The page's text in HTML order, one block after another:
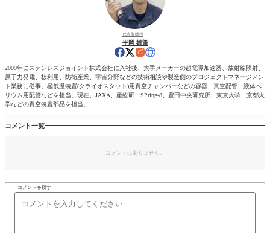
代表取締役
平岡 雄策
2009年にステンレスジョイント株式会社に入社後、大手メーカーの超電導加速器、放射線照射、
原子力発電、核利用、防衛産業、宇宙分野などの技術相談や製造側のプロジェクトマネージメン
ト業務に従事。極低温装置(クライオスタット)用真空チャンバーなどの容器、真空配管、液体ヘ
リウム用配管などを担当。現在、JAXA、産総研、SPring-8、豊田中央研究所、東京大学、京都大
学などの真空装置部品を担当。
コメント一覧
コメントはありません。
コメントを残す